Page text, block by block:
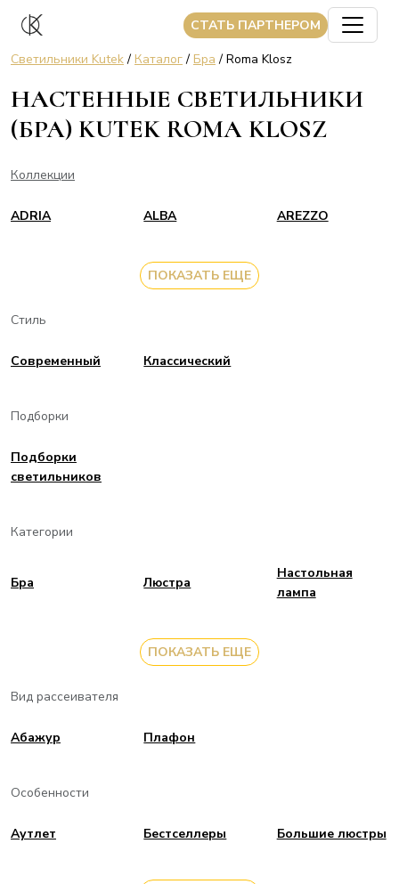
CТАТЬ ПАРТНЕРОМ
Светильники Kutek/ Каталог/ Бра / Roma Klosz
НАСТЕННЫЕ СВЕТИЛЬНИКИ
(БРА) KUTEK ROMA KLOSZ
Коллекции
ADRIA ALBA AREZZO
ПОКАЗАТЬ ЕЩЕ
Стиль
Современный Классический
Подборки
Подборки
светильников
Категории
Бра Люстра
Настольная
лампа
ПОКАЗАТЬ ЕЩЕ
Вид рассеивателя
Aбажур Плафон
Особенности
Аутлет Бестселлеры Большие люстры